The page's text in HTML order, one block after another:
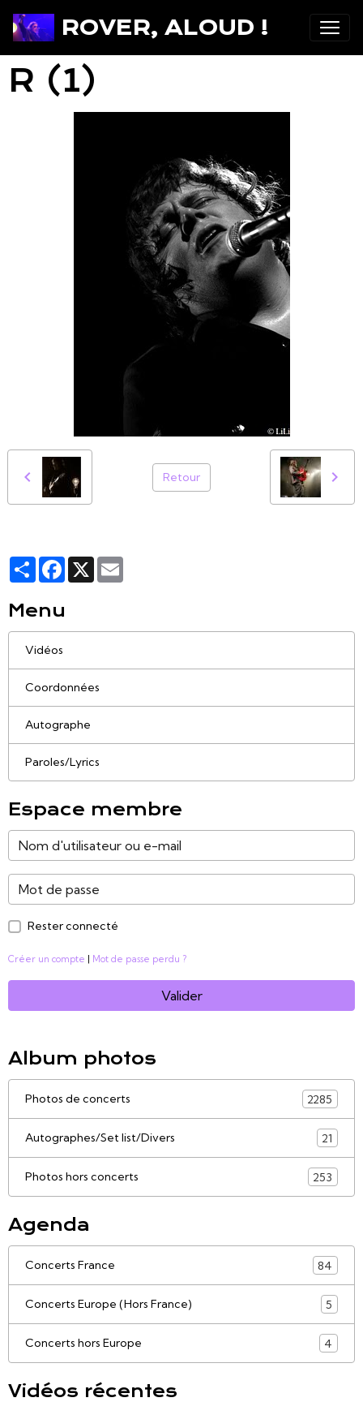
ROVER, ALOUD !
R (1)
Retour
PartagerFacebook
X
Menu
Vidéos
Coordonnées
Autographe
Paroles/Lyrics
Espace membre
Rester connecté
Créer un compte Mot de passe perdu ?
Valider
Album photos
Photos de concerts 2285
Autographes/Set list/Divers 21
Photos hors concerts 253
Agenda
Concerts France 84
Concerts Europe (Hors France) 5
Concerts hors Europe 4
Vidéos récentes